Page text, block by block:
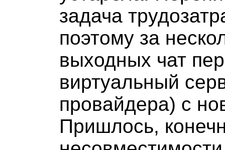
задача
поэтому за
выходных чат
виртуальный
провайдера) с
Пришлось,